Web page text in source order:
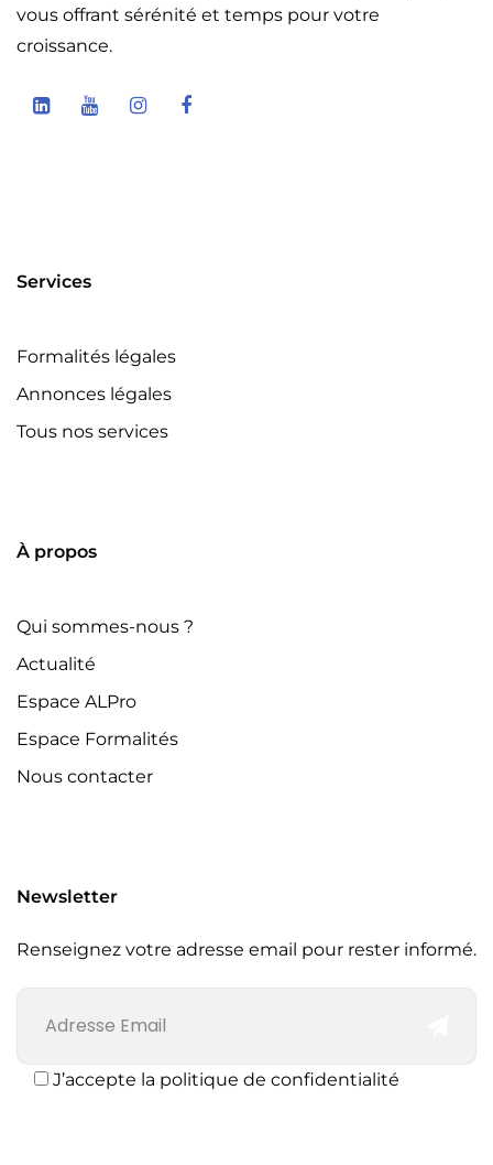
vous offrant sérénité et temps pour votre
croissance.
Services
Formalités légales
Annonces légales
Tous nos services
À propos
Qui sommes-nous ?
Actualité
Espace ALPro
Espace Formalités
Nous contacter
Newsletter
Renseignez votre adresse email pour rester informé.
J’accepte la politique de confidentialité